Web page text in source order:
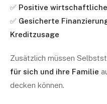
✅ Positive
✅ Gesicherte
Kreditzusage
Zusätzlich müssen
für sich und ihre Familie
decken können.